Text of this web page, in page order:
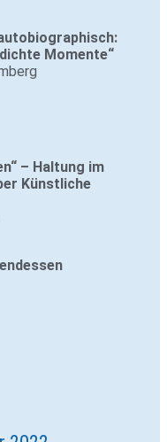
Momente“
– Hal­tung im
Künst­liche